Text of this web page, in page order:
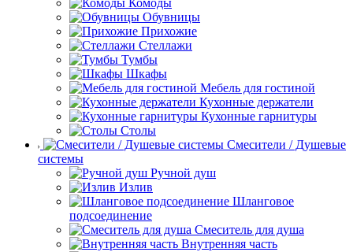
Комоды
Обувницы
Прихожие
Стеллажи
Тумбы
Шкафы
Мебель для гостиной
Кухонные держатели
Кухонные гарнитуры
Столы
Смесители / Душевые
системы
Ручной душ
Излив
Шланговое
подсоединение
Смеситель для душа
Внутренняя часть